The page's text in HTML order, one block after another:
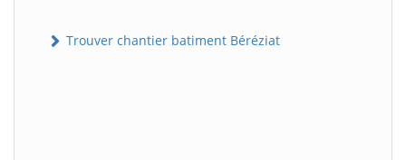
Trouver chantier batiment Béréziat